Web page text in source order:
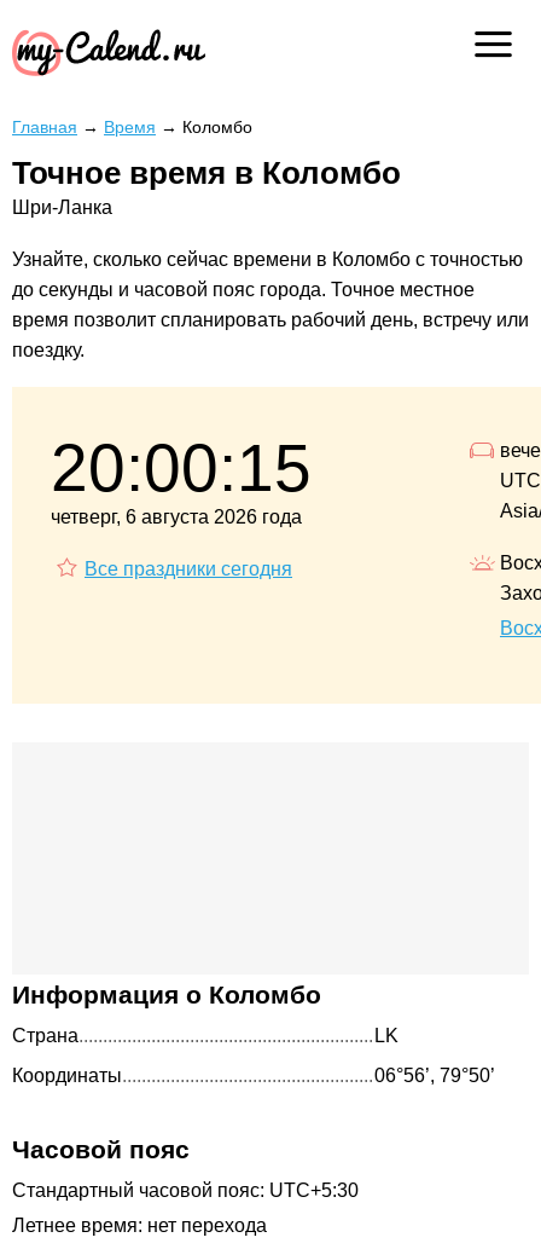
Главная → Время → Коломбо
Точное время в Коломбо
Шри-Ланка
Узнайте, сколько сейчас времени в Коломбо с точностью
до секунды и часовой пояс города. Точное местное
время позволит спланировать рабочий день, встречу или
поездку.
20:00:15
четверг, 6 августа 2026 года
Все праздники сегодня
Информация о Коломбо
Страна
LK
Координаты
06°56’, 79°50’
Часовой пояс
Стандартный часовой пояс: UTC+5:30
Летнее время: нет перехода